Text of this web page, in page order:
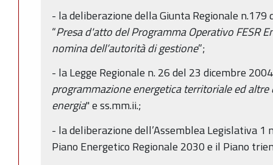
- la deliberazione della Giunta Regionale
“Presa d'atto del Programma Operativo FESR
nomina dell’autorità di gestione”;
- la Legge Regionale n. 26 del 23 dicembre
programmazione energetica territoriale ed
energia" e ss.mm.ii.;
- la deliberazione dell’Assemblea Legislativa
Piano Energetico Regionale 2030 e il Piano